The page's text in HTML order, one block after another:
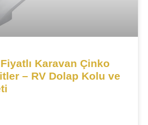
Karavan Çinko
– RV Dolap Kolu ve